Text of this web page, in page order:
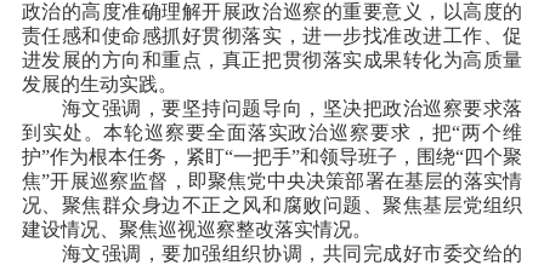
政治的高度准确理解开展政治巡察的重要意义，以高度的
责任感和使命感抓好贯彻落实，进一步找准改进工作、促
进发展的方向和重点，真正把贯彻落实成果转化为高质量
发展的生动实践。
海文强调，要坚持问题导向，坚决把政治巡察要求落
到实处。本轮巡察要全面落实政治巡察要求，把“两个维
护”作为根本任务，紧盯“一把手”和领导班子，围绕“四个聚
焦”开展巡察监督，即聚焦党中央决策部署在基层的落实情
况、聚焦群众身边不正之风和腐败问题、聚焦基层党组织
建设情况、聚焦巡视巡察整改落实情况。
海文强调，要加强组织协调，共同完成好市委交给的